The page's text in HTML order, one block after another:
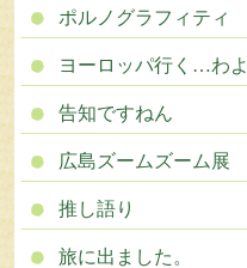
ポルノグラフィティ
ヨーロッパ行く…わよ
告知ですねん
広島ズームズーム展
推し語り
旅に出ました。